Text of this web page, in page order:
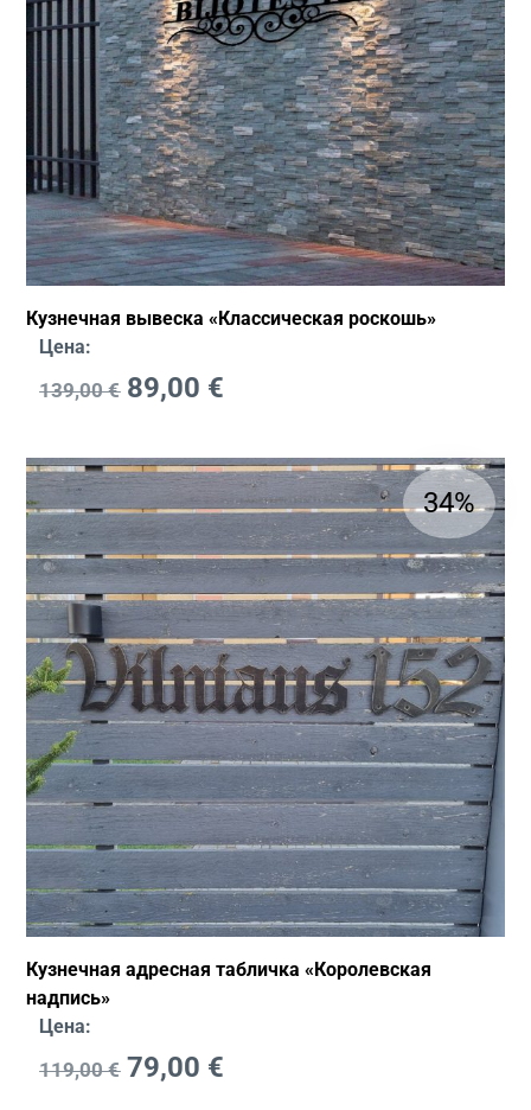
Кузнечная вывеска «Классическая роскошь»
Цена:
139,00€ 89,00 €
Кузнечная адресная табличка «Королевская
надпись»
Цена:
119,00€ 79,00 €
34%